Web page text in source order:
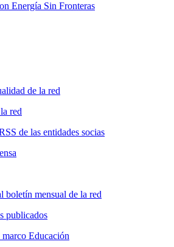
Energía Sin Fronteras
de la red
red
de las entidades socias
boletín mensual de la red
publicados
Educación